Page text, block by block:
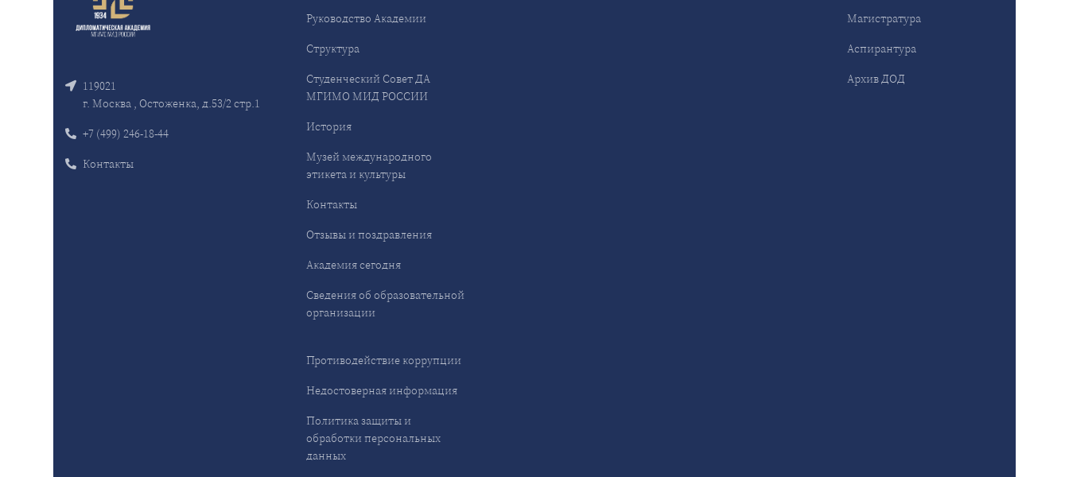
119021
г. Москва , Остоженка, д.53/2 стр.1
+7 (499) 246-18-44
Контакты
Руководство Академии
Структура
Студенческий Совет ДА
МГИМО МИД РОССИИ
История
Музей международного
этикета и культуры
Контакты
Отзывы и поздравления
Академия сегодня
Сведения об образовательной
организации
Противодействие коррупции
Недостоверная информация
Политика защиты и
обработки персональных
данных
Магистратура
Аспирантура
Архив ДОД